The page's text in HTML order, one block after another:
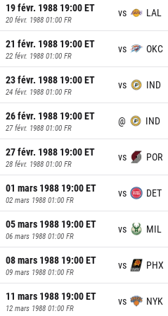
19 févr. 1988 19:00ET
20 févr. 1988 01:00 FR
vs LAL
21 févr. 1988 19:00ET
22 févr. 1988 01:00 FR
vs OKC
23 févr. 1988 19:00ET
24 févr. 1988 01:00 FR
vs IND
26 févr. 1988 19:00ET
27 févr. 1988 01:00 FR
@ IND
27 févr. 1988 19:00ET
28 févr. 1988 01:00 FR
vs POR
01 mars 1988 19:00ET
02 mars 1988 01:00 FR
vs DET
05 mars 1988 19:00ET
06 mars 1988 01:00 FR
vs MIL
08 mars 1988 19:00ET
09 mars 1988 01:00 FR
vs PHX
11 mars 1988 19:00ET
12 mars 1988 01:00 FR
vs NYK